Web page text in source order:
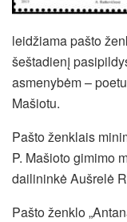
leidžiama pašto
šeštadienį
asmenybėm –
Mašiotu.
Pašto ženklais
P. Mašioto gimimo
dailininkė Aušrelė
Pašto ženklo